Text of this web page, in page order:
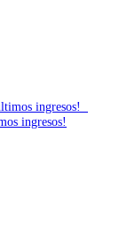
ingresos!